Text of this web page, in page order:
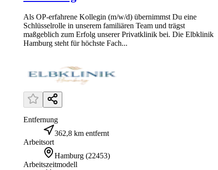
Als OP-erfahrene Kollegin (m/w/d) übernimmst Du eine
Schlüsselrolle in unserem familiären Team und trägst
maßgeblich zum Erfolg unserer Privatklinik bei. Die Elbklinik
Hamburg steht für höchste Fach...
Entfernung
362,8 km entfernt
Arbeitsort
Hamburg (22453)
Arbeitszeitmodell